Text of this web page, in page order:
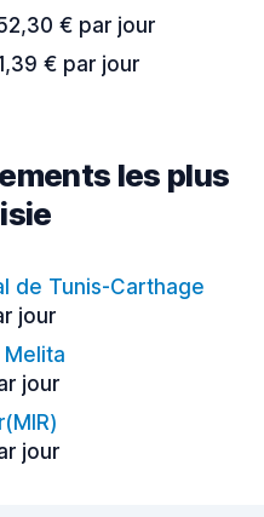
€ par jour
€ par jour
les plus
de Tunis-Carthage
jour
jour
jour